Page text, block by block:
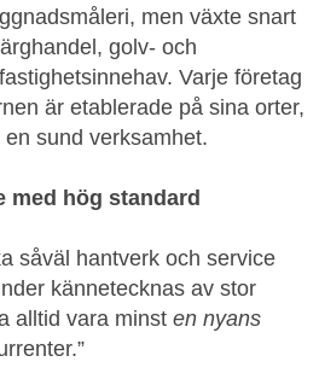
men växte snart
golv- och
Varje företag
är etablerade på sina orter,
sund verksamhet.
med hög standard
såväl hantverk och service
kännetecknas av stor
alltid vara minst en nyans